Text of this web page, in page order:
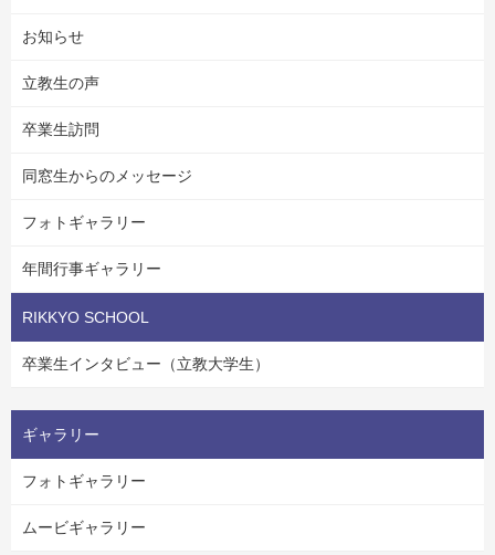
お知らせ
立教生の声
卒業生訪問
同窓生からのメッセージ
フォトギャラリー
年間行事ギャラリー
RIKKYO SCHOOL
卒業生インタビュー（立教大学生）
ギャラリー
フォトギャラリー
ムービギャラリー